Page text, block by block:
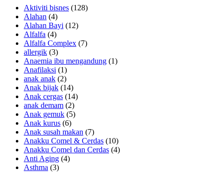
Aktiviti bisnes (128)
Alahan (4)
Alahan Bayi (12)
Alfalfa (4)
Alfalfa Complex (7)
allergik (3)
Anaemia ibu mengandung (1)
Anafilaksi (1)
anak anak (2)
Anak bijak (14)
Anak cergas (14)
anak demam (2)
Anak gemuk (5)
Anak kurus (6)
Anak susah makan (7)
Anakku Comel & Cerdas (10)
Anakku Comel dan Cerdas (4)
Anti Aging (4)
Asthma (3)